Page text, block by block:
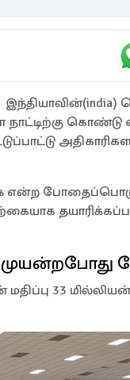
இந்தியாவின்(india)
என்ற
33 மில்லியன்